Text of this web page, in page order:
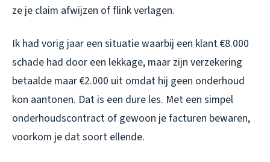
ze je claim afwijzen of flink verlagen.
Ik had vorig jaar een situatie waarbij een klant €8.000
schade had door een lekkage, maar zijn verzekering
betaalde maar €2.000 uit omdat hij geen onderhoud
kon aantonen. Dat is een dure les. Met een simpel
onderhoudscontract of gewoon je facturen bewaren,
voorkom je dat soort ellende.